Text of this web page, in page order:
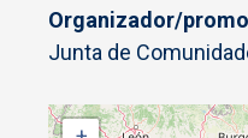
Organizador/
Junta de